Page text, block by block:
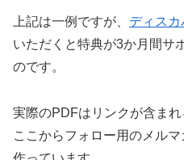
上記は一例ですが、 ディス
いただくと特典が3か月間サ
のです。
実際のPDFはリンクが含まれ
ここからフォロー用のメル